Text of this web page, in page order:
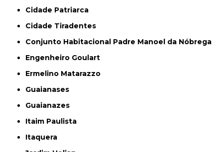
Cidade Patriarca
Cidade Tiradentes
Conjunto Habitacional Padre Manoel da Nóbrega
Engenheiro Goulart
Ermelino Matarazzo
Guaianases
Guaianazes
Itaim Paulista
Itaquera